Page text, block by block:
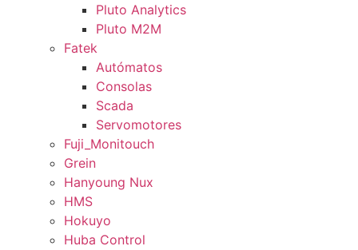
Pluto Analytics
Pluto M2M
Fatek
Autómatos
Consolas
Scada
Servomotores
Fuji_Monitouch
Grein
Hanyoung Nux
HMS
Hokuyo
Huba Control